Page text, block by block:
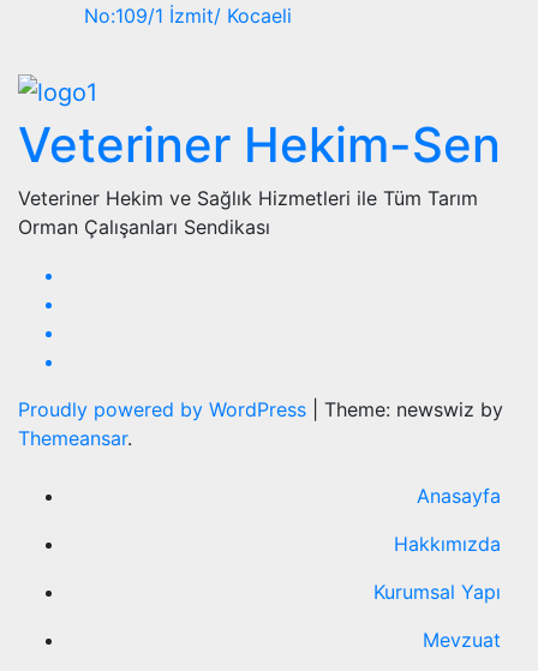
No:109/1 İzmit/ Kocaeli
Veteriner Hekim-Sen
Veteriner Hekim ve Sağlık Hizmetleri ile Tüm Tarım
Orman Çalışanları Sendikası
Proudly powered by WordPress
Theme: newswiz by
Themeansar.
Anasayfa
Hakkımızda
Kurumsal Yapı
Mevzuat